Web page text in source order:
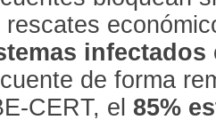
rescates
infectados
de forma
CERT, el 85%